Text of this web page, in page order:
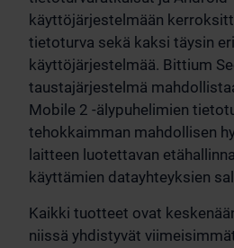
käyttöjärjestelmään
tietoturva sekä kaksi täysin
käyttöjärjestelmää. Bittium
taustajärjestelmä
Mobile 2 -älypuhelimien
tehokkaimman mahdollisen
laitteen luotettavan
käyttämien datayhteyksien
Kaikki tuotteet ovat
niissä yhdistyvät